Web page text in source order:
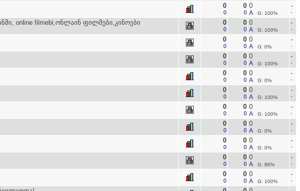
0
0
0
0
0
A G: 100%
-
-
online filmebi,ონლაინ ფილმები,კინოები 0
0
0
0
0
A G: 100%
-
-
0
0
0
0
0
A G: 0%
-
-
0
0
0
0
0
A G: 100%
-
-
0
0
0
0
0
A G: 0%
-
-
0
0
0
0
0
A G: 100%
-
-
0
0
0
0
0
A G: 100%
-
-
0
0
0
0
0
A G: 0%
-
-
0
0
0
0
0
A G: 0%
-
-
0
0
0
0
0
A G: 86%
-
-
0
0
0
0
0
A G: 100%
-
-